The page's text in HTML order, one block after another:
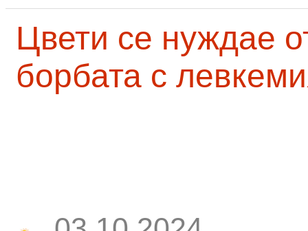
Цвети се нуждае
борбата с